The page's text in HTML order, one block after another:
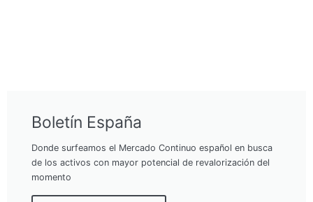
Boletín España
Donde surfeamos el Mercado Continuo español en busca
de los activos con mayor potencial de revalorización del
momento